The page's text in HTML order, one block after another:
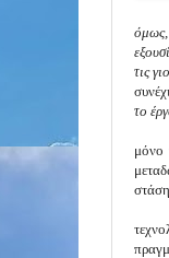
όμως,
τις
το
μόνο